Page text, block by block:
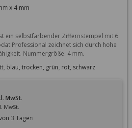
x 4 mm
ein selbstfärbender Ziffernstempel mit 6
Professional zeichnet sich durch hohe
Nummergröße: 4 mm.
blau, trocken, grün, rot, schwarz
MwSt.
MwSt.
3 Tagen